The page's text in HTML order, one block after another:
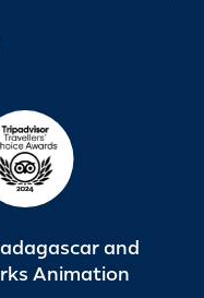
and
Animation